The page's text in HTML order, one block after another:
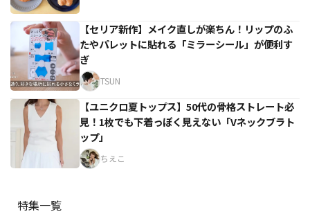
【セリア新作】メイク直しが楽ちん！リップのふ
たやパレットに貼れる「ミラーシール」が便利す
ぎ
TSUN
【ユニクロ夏トップス】50代の骨格ストレート必
見！1枚でも下着っぽく見えない「Vネックブラト
ップ」
ちえこ
特集一覧